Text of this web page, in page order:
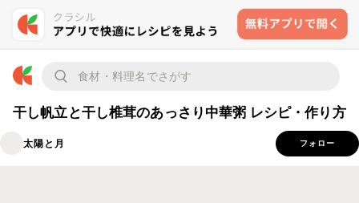
干し帆立と干し椎茸のあっさり中華粥 レシピ・作り方
太陽と月 フォロー